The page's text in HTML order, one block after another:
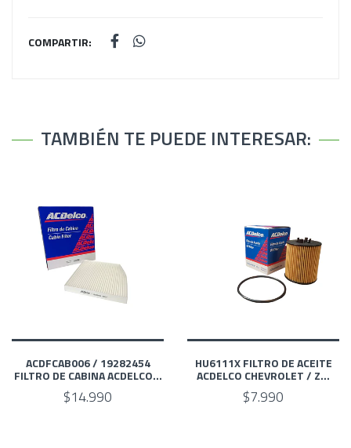
COMPARTIR:
TAMBIÉN TE PUEDE INTERESAR:
ACDFCAB006 / 19282454
FILTRO DE CABINA ACDELCO...
$14.990
HU6111X FILTRO DE ACEITE
ACDELCO CHEVROLET / Z...
$7.990